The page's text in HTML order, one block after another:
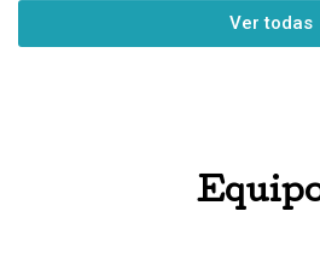
Ver todas